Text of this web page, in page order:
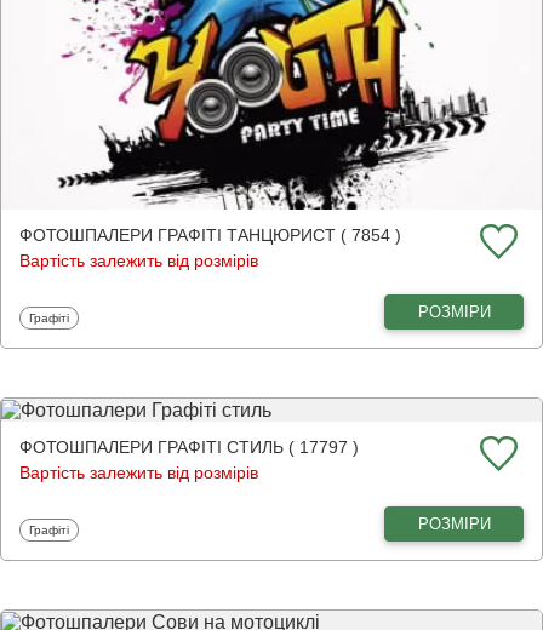
ФОТОШПАЛЕРИ ГРАФІТІ ТАНЦЮРИСТ ( 7854 )
Вартість залежить від розмірів
Фотошпалери
Графіті РОЗМІРИ
ФОТОШПАЛЕРИ ГРАФІТІ СТИЛЬ ( 17797 )
Вартість залежить від розмірів
Фотошпалери
Графіті РОЗМІРИ